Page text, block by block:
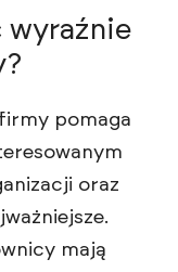
wyraźnie
pomaga
oraz
mają